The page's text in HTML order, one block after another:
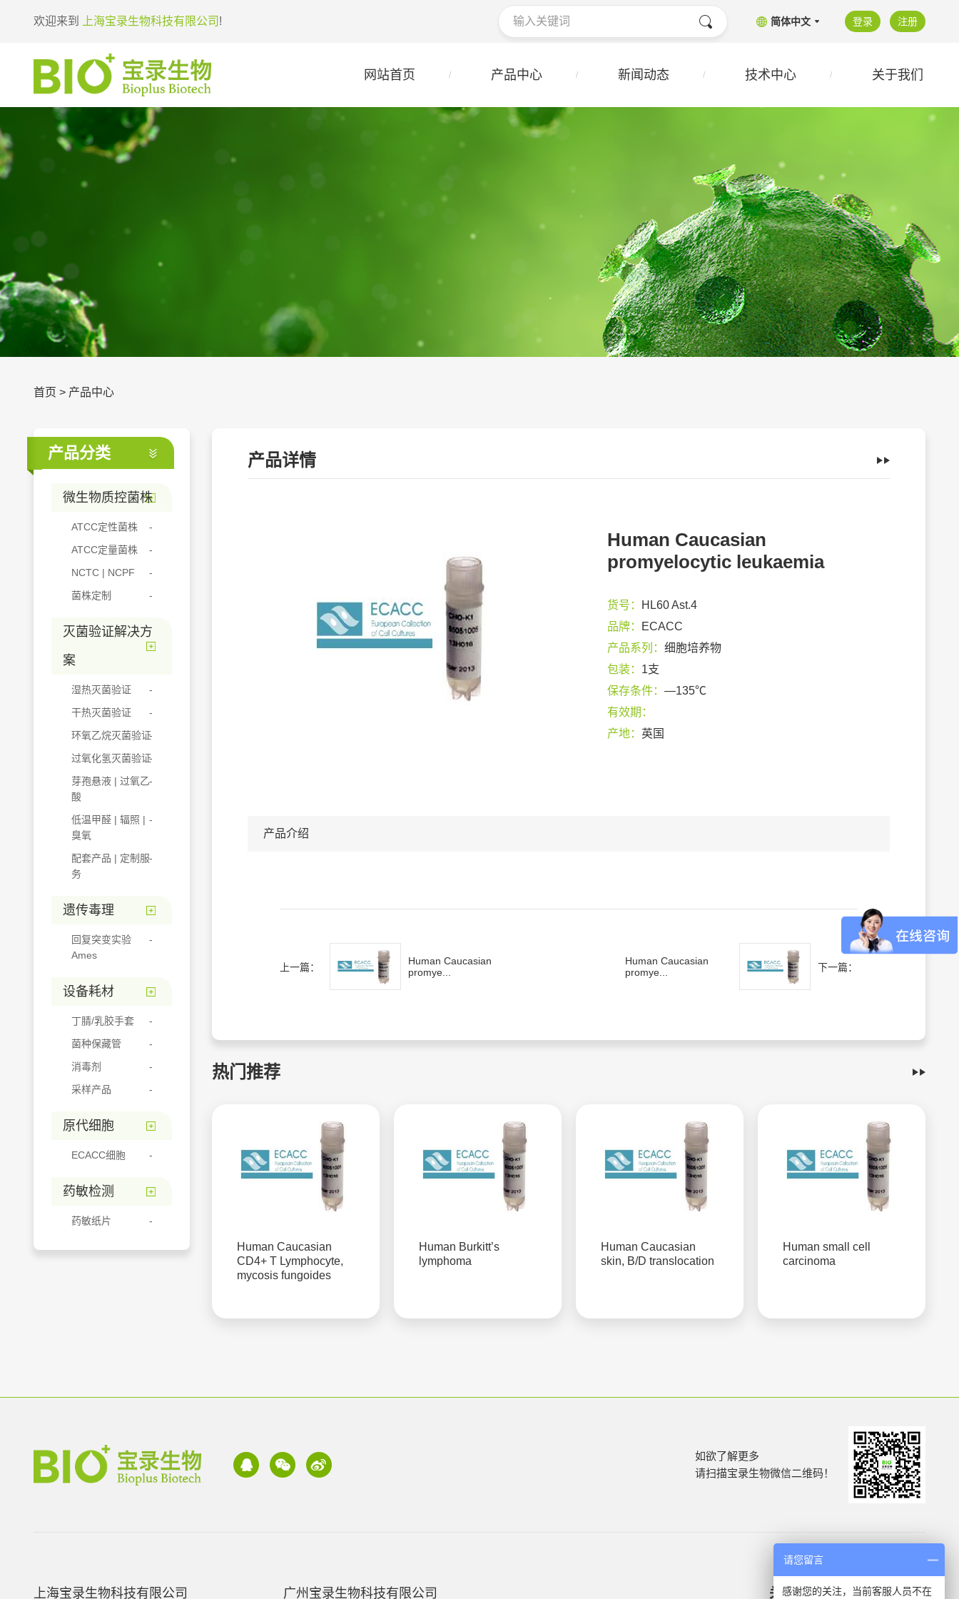
欢迎来到 上海宝录生物科技有限公司 ! 简体中文 登录 注册
网站首页 产品中心 新闻动态 技术中心 关于我们
首页 > 产品中心
产品分类
微生物质控菌株
ATCC定性菌株
ATCC定量菌株
NCTC | NCPF
菌株定制
灭菌验证解决方
案
湿热灭菌验证
干热灭菌验证
环氧乙烷灭菌验证
过氧化氢灭菌验证
芽孢悬液 | 过氧乙
酸
低温甲醛 | 辐照 |
臭氧
配套产品 | 定制服
务
遗传毒理
回复突变实验
Ames
设备耗材
丁腈/乳胶手套
菌种保藏管
消毒剂
采样产品
原代细胞
ECACC细胞
药敏检测
药敏纸片
产品详情
Human Caucasian
promyelocytic leukaemia
货号：
HL60 Ast.4
品牌：
ECACC
产品系列： 细胞培养物
包装： 1支
保存条件： —135℃
有效期：
产地： 英国
产品介绍
上一篇：
Human Caucasian
promye...
Human Caucasian
promye...
下一篇：
热门推荐
Human Caucasian
CD4+ T Lymphocyte,
mycosis fungoides
Human Burkitt’s
lymphoma
Human Caucasian
skin, B/D translocation
Human small cell
carcinoma
如欲了解更多
请扫描宝录生物微信二维码！
上海宝录生物科技有限公司 广州宝录生物科技有限公司 关于我们 产品信息
请您留言
感谢您的关注，当前客服人员不在